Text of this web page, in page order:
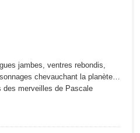
jambes, ventres rebondis,
chevauchant la planète…
des merveilles de Pascale